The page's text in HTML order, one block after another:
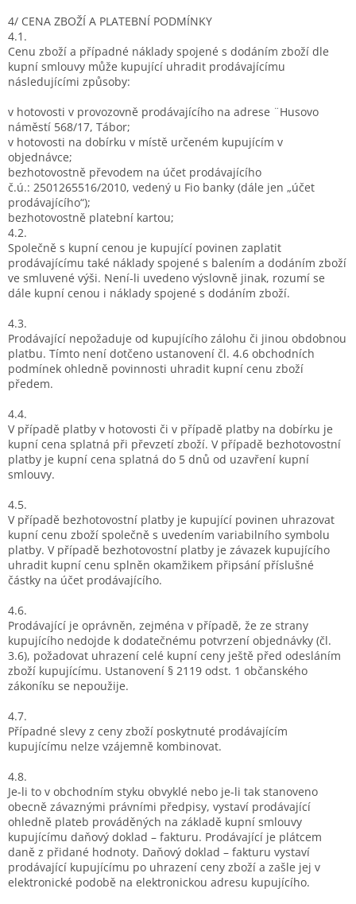
4/ CENA ZBOŽÍ A PLATEBNÍ PODMÍNKY
4.1.
Cenu zboží a případné náklady spojené s dodáním zboží dle
kupní smlouvy může kupující uhradit prodávajícímu
následujícími způsoby:
v hotovosti v provozovně prodávajícího na adrese ¨Husovo
náměstí 568/17, Tábor;
v hotovosti na dobírku v místě určeném kupujícím v
objednávce;
bezhotovostně převodem na účet prodávajícího
č.ú.: 2501265516/2010, vedený u Fio banky (dále jen „účet
prodávajícího“);
bezhotovostně platební kartou;
4.2.
Společně s kupní cenou je kupující povinen zaplatit
prodávajícímu také náklady spojené s balením a dodáním zboží
ve smluvené výši. Není-li uvedeno výslovně jinak, rozumí se
dále kupní cenou i náklady spojené s dodáním zboží.
4.3.
Prodávající nepožaduje od kupujícího zálohu či jinou obdobnou
platbu. Tímto není dotčeno ustanovení čl. 4.6 obchodních
podmínek ohledně povinnosti uhradit kupní cenu zboží
předem.
4.4.
V případě platby v hotovosti či v případě platby na dobírku je
kupní cena splatná při převzetí zboží. V případě bezhotovostní
platby je kupní cena splatná do 5 dnů od uzavření kupní
smlouvy.
4.5.
V případě bezhotovostní platby je kupující povinen uhrazovat
kupní cenu zboží společně s uvedením variabilního symbolu
platby. V případě bezhotovostní platby je závazek kupujícího
uhradit kupní cenu splněn okamžikem připsání příslušné
částky na účet prodávajícího.
4.6.
Prodávající je oprávněn, zejména v případě, že ze strany
kupujícího nedojde k dodatečnému potvrzení objednávky (čl.
3.6), požadovat uhrazení celé kupní ceny ještě před odesláním
zboží kupujícímu. Ustanovení § 2119 odst. 1 občanského
zákoníku se nepoužije.
4.7.
Případné slevy z ceny zboží poskytnuté prodávajícím
kupujícímu nelze vzájemně kombinovat.
4.8.
Je-li to v obchodním styku obvyklé nebo je-li tak stanoveno
obecně závaznými právními předpisy, vystaví prodávající
ohledně plateb prováděných na základě kupní smlouvy
kupujícímu daňový doklad – fakturu. Prodávající je plátcem
daně z přidané hodnoty. Daňový doklad – fakturu vystaví
prodávající kupujícímu po uhrazení ceny zboží a zašle jej v
elektronické podobě na elektronickou adresu kupujícího.